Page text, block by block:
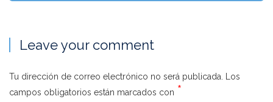
Leave your comment
Tu dirección de correo electrónico no será publicada.
Los
campos obligatorios están marcados con *